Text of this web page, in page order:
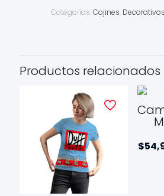
Categorías:Cojines, Decorativos
Productos relacionados
$